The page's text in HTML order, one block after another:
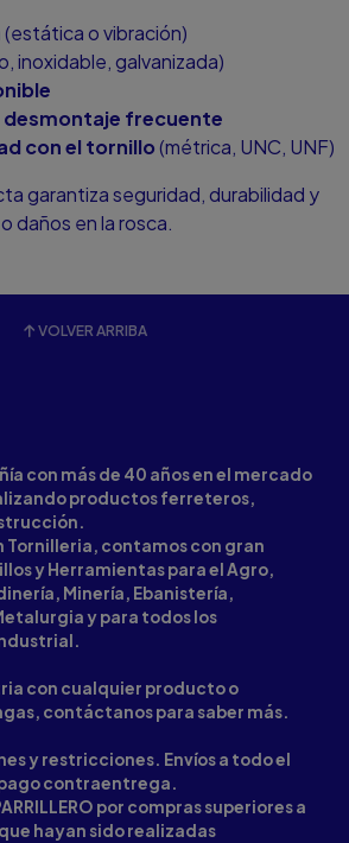
(estática o vibración)
inoxidable, galvanizada)
desmontaje frecuente
con el tornillo(métrica, UNC, UNF)
garantiza seguridad, durabilidad y
daños en la rosca.
VOLVER ARRIBA
con más de 40 años en el mercado
productos ferreteros,
Tornilleria, contamos con gran
y Herramientas para el Agro,
Minería, Ebanistería,
y para todos los
con cualquier producto o
contáctanos para saber más.
y restricciones. Envíos a todo el
contraentrega.
por compras superiores a
hayan sido realizadas